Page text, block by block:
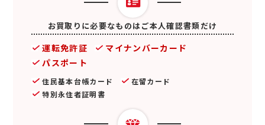
お買取りに必要なものはご本人確認書類だけ
運転免許証
マイナンバーカード
パスポート
住民基本台帳カード
在留カード
特別永住者証明書